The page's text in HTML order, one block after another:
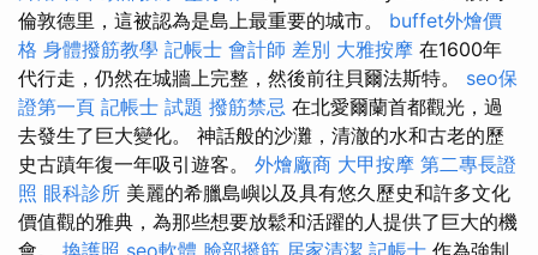
倫敦德里，這被認為是島上最重要的城市。 buffet外燴價
格 身體撥筋教學 記帳士 會計師 差別 大雅按摩 在1600年
代行走，仍然在城牆上完整，然後前往貝爾法斯特。 seo保
證第一頁 記帳士 試題 撥筋禁忌 在北愛爾蘭首都觀光，過
去發生了巨大變化。 神話般的沙灘，清澈的水和古老的歷
史古蹟年復一年吸引遊客。 外燴廠商 大甲按摩 第二專長證
照 眼科診所 美麗的希臘島嶼以及具有悠久歷史和許多文化
價值觀的雅典，為那些想要放鬆和活躍的人提供了巨大的機
會。 換護照 seo軟體 臉部撥筋 居家清潔 記帳士 作為強制